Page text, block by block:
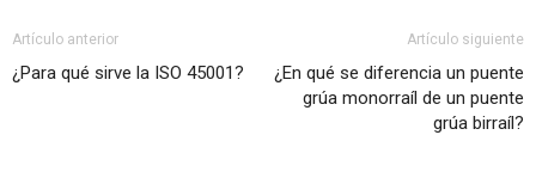
Artículo anterior
¿Para qué sirve la ISO 45001?
Artículo siguiente
¿En qué se diferencia un puente
grúa monorraíl de un puente
grúa birraíl?